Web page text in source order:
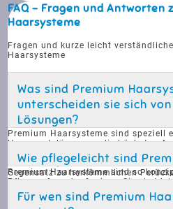
FAQ - Fragen und Antworten
Haarsysteme
Fragen und kurze leicht
Haarsysteme
Was sind Premium
unterscheiden sie sich
Lösungen?
Premium Haarsysteme sind speziell
Haarersatzlösungen, die höchsten
und Qualität gerecht werden. Sie
Materialien, die von echtem Haar
Gegensatz zu herkömmlichen
Stil des Trägers. Diese Systeme sind
Haarausfall leiden und eine
Wie pflegeleicht sind
Premium Haarsysteme sind so
Pflegeaufwand erfordern. Sie sind
benötigen keine ständigen
erleichtert. Regelmäßiges Waschen
Für wen sind Premium